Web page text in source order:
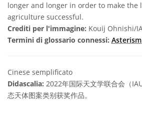
longer and longer in order to make
agriculture successful.
Crediti per l'immagine: Kouij Ohnishi/
Termini di glossario connessi: Asterism
Cinese semplificato
Didascalia: 2022年国际天文学联合会（
态天体图案类别获奖作品。